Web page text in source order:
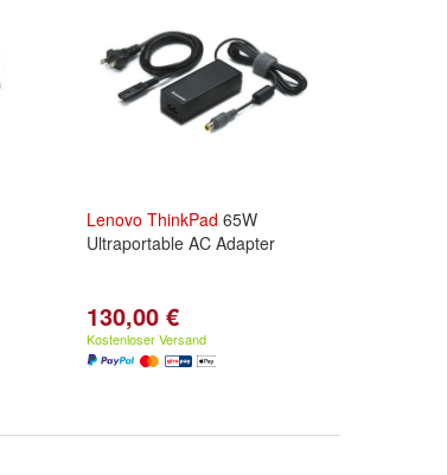
Lenovo ThinkPad 65W
Ultraportable AC Adapter
130,00 €
Kostenloser Versand